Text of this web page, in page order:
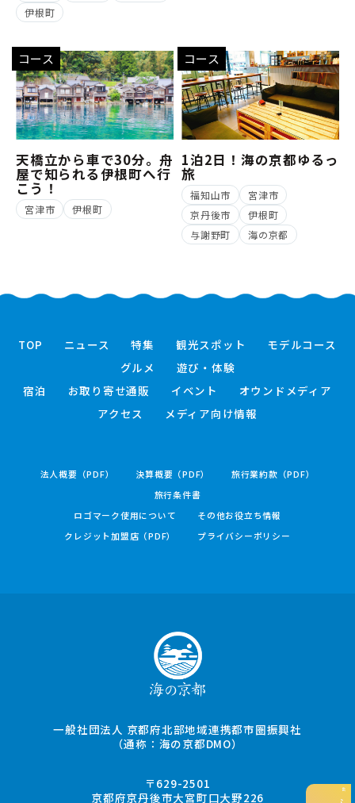
伊根町
コース
天橋立から車で30分。舟
屋で知られる伊根町へ行
こう！
宮津市 伊根町
コース
1泊2日！海の京都ゆるっ
旅
福知山市
宮津市
京丹後市
伊根町
与謝野町
海の京都
TOP ニュース 特集 観光スポット
モデルコース
グルメ
遊び・体験
宿泊
お取り寄せ通販 イベント
オウンドメディア
アクセス
メディア向け情報
法人概要（PDF） 決算概要（PDF）
旅行業約款（PDF）
旅行条件書
ロゴマーク使用について
その他お役立ち情報
クレジット加盟店（PDF）
プライバシーポリシー
一般社団法人 京都府北部地域連携都市圏振興社
（通称：海の京都DMO）
〒629-2501
京都府京丹後市大宮町口大野226